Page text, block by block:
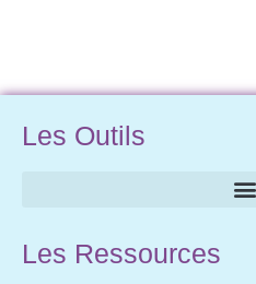
Les Outils
Les Ressources